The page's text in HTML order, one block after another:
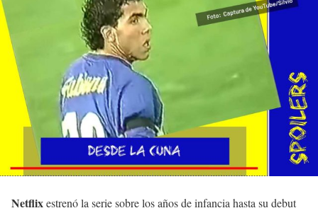
Netflixestrenó la serie sobre los años de infancia hasta su debut